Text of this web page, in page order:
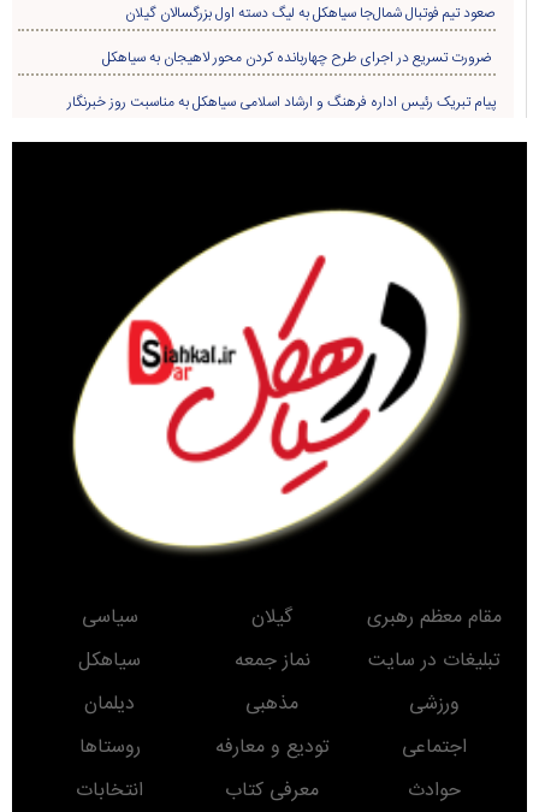
صعود تیم فوتبال شمال‌جا‌ سیاهکل به لیگ دسته اول بزرگسالان گیلان
ضرورت تسریع در اجرای طرح چهاربانده کردن محور لاهیجان به سیاهکل
پیام تبریک رئیس اداره فرهنگ و ارشاد اسلامی سیاهکل به مناسبت روز خبرنگار
مقام معظم رهبری گیلان
سیاسی
تبلیغات در سایت
نماز جمعه
سیاهکل
ورزشی
مذهبی
دیلمان
اجتماعی
تودیع و معارفه
روستاها
حوادث
معرفی کتاب انتخابات